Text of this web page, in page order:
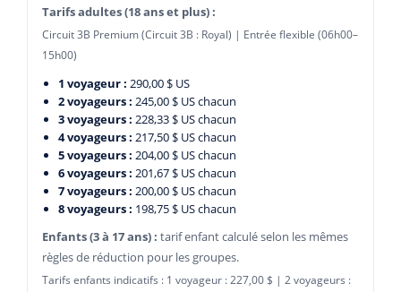
Tarifs adultes (18 ans et plus) :
Circuit 3B Premium (Circuit 3B : Royal) | Entrée flexible (06h00–
15h00)
1 voyageur : 290,00 $ US
2 voyageurs : 245,00 $ US chacun
3 voyageurs : 228,33 $ US chacun
4 voyageurs : 217,50 $ US chacun
5 voyageurs : 204,00 $ US chacun
6 voyageurs : 201,67 $ US chacun
7 voyageurs : 200,00 $ US chacun
8 voyageurs : 198,75 $ US chacun
Enfants (3 à 17 ans) : tarif enfant calculé selon les mêmes
règles de réduction pour les groupes.
Tarifs enfants indicatifs : 1 voyageur : 227,00 $ | 2 voyageurs :